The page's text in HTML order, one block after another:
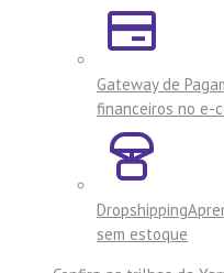
Gateway de
financeiros no e-
Dropshipping
sem estoque